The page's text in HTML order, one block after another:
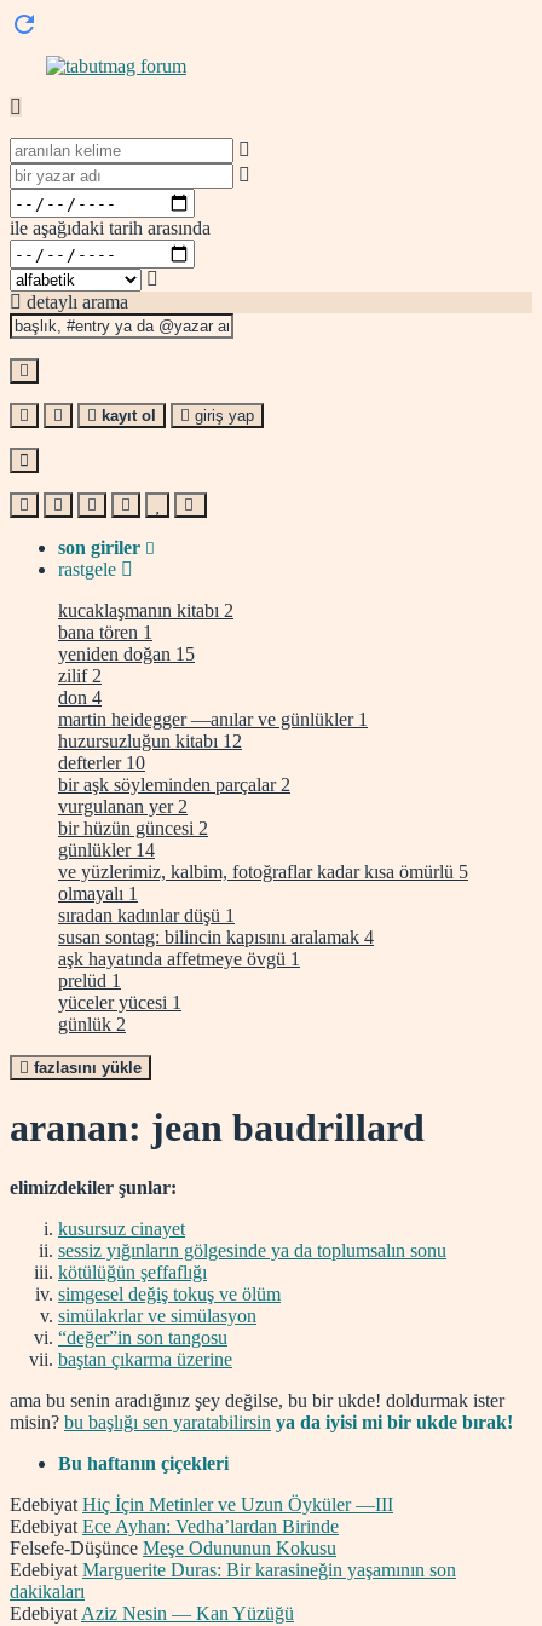
ile aşağıdaki tarih arasında
detaylı arama
kayıt ol giriş yap
son giriler
rastgele
kucaklaşmanın kitabı 2
bana tören 1
yeniden doğan 15
zilif 2
don 4
martin heidegger —anılar ve günlükler 1
huzursuzluğun kitabı 12
defterler 10
bir aşk söyleminden parçalar 2
vurgulanan yer 2
bir hüzün güncesi 2
günlükler 14
ve yüzlerimiz, kalbim, fotoğraflar kadar kısa ömürlü 5
olmayalı 1
sıradan kadınlar düşü 1
susan sontag: bilincin kapısını aralamak 4
aşk hayatında affetmeye övgü 1
prelüd 1
yüceler yücesi 1
günlük 2
fazlasını yükle
aranan: jean baudrillard
elimizdekiler şunlar:
kusursuz cinayet
sessiz yığınların gölgesinde ya da toplumsalın sonu
kötülüğün şeffaflığı
simgesel değiş tokuş ve ölüm
simülakrlar ve simülasyon
“değer”in son tangosu
baştan çıkarma üzerine
ama bu senin aradığınız şey değilse, bu bir ukde! doldurmak ister
misin? bu başlığı sen yaratabilirsin ya da iyisi mi bir ukde bırak!
Bu haftanın çiçekleri
Edebiyat Hiç İçin Metinler ve Uzun Öyküler —III
Edebiyat Ece Ayhan: Vedha’lardan Birinde
Felsefe-Düşünce Meşe Odununun Kokusu
Edebiyat Marguerite Duras: Bir karasineğin yaşamının son
dakikaları
Edebiyat Aziz Nesin — Kan Yüzüğü